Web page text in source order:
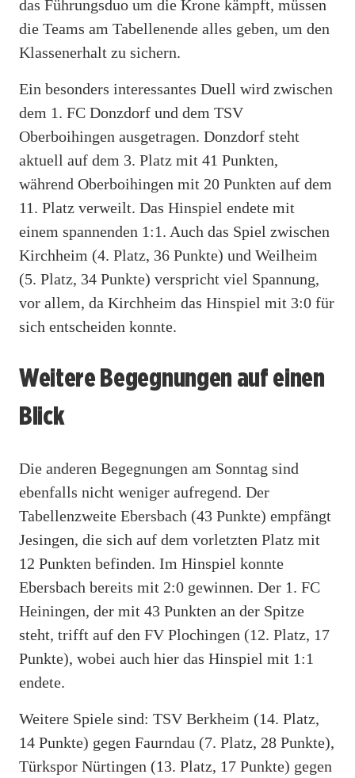
das Führungsduo um die Krone kämpft, müssen
die Teams am Tabellenende alles geben, um den
Klassenerhalt zu sichern.
Ein besonders interessantes Duell wird zwischen
dem 1. FC Donzdorf und dem TSV
Oberboihingen ausgetragen. Donzdorf steht
aktuell auf dem 3. Platz mit 41 Punkten,
während Oberboihingen mit 20 Punkten auf dem
11. Platz verweilt. Das Hinspiel endete mit
einem spannenden 1:1. Auch das Spiel zwischen
Kirchheim (4. Platz, 36 Punkte) und Weilheim
(5. Platz, 34 Punkte) verspricht viel Spannung,
vor allem, da Kirchheim das Hinspiel mit 3:0 für
sich entscheiden konnte.
Weitere Begegnungen auf einen
Blick
Die anderen Begegnungen am Sonntag sind
ebenfalls nicht weniger aufregend. Der
Tabellenzweite Ebersbach (43 Punkte) empfängt
Jesingen, die sich auf dem vorletzten Platz mit
12 Punkten befinden. Im Hinspiel konnte
Ebersbach bereits mit 2:0 gewinnen. Der 1. FC
Heiningen, der mit 43 Punkten an der Spitze
steht, trifft auf den FV Plochingen (12. Platz, 17
Punkte), wobei auch hier das Hinspiel mit 1:1
endete.
Weitere Spiele sind: TSV Berkheim (14. Platz,
14 Punkte) gegen Faurndau (7. Platz, 28 Punkte),
Türkspor Nürtingen (13. Platz, 17 Punkte) gegen